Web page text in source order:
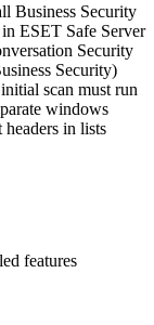
Business Security
ESET Safe Server
Security
Security)
scan must run
windows
in lists
features